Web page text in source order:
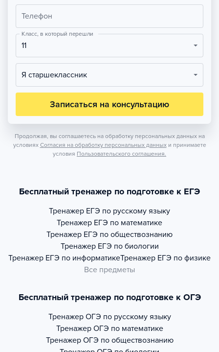
Телефон
Класс, в который перешли
11
Я старшеклассник
Записаться на консультацию
Продолжая, вы соглашаетесь на обработку персональных данных на
условиях Согласия на обработку персональных данных и принимаете
условия Пользовательского соглашения.
Бесплатный тренажер по подготовке к ЕГЭ
Тренажер ЕГЭ по русскому языку
Тренажер ЕГЭ по математике
Тренажер ЕГЭ по обществознанию
Тренажер ЕГЭ по биологии
Тренажер ЕГЭ по информатикеТренажер ЕГЭ по физике
Все предметы
Бесплатный тренажер по подготовке к ОГЭ
Тренажер ОГЭ по русскому языку
Тренажер ОГЭ по математике
Тренажер ОГЭ по обществознанию